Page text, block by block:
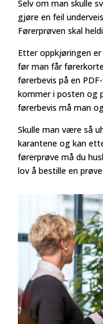
Selv om man skulle
gjøre en feil
Førerprøven skal
Etter oppkjøringen
før man får
førerbevis på en
kommer i posten og
førerbevis må man
Skulle man være så
karantene og kan
førerprøve må du
lov å bestille en